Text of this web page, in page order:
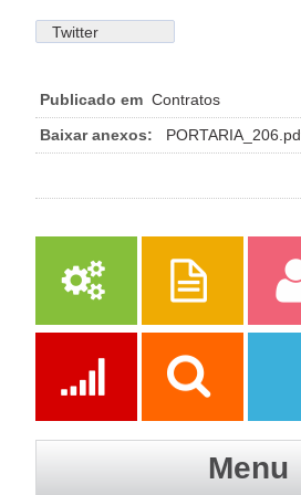
Twitter
Publicado em Contratos
Baixar anexos:
Serviços Publicações
Menu